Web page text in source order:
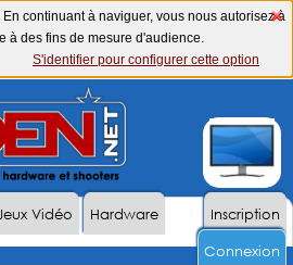
continuant à naviguer, vous nous autorisez à
à des fins de mesure d'audience.
S'identifier pour configurer cette option
Inscription
Vidéo
Hardware
Connexion